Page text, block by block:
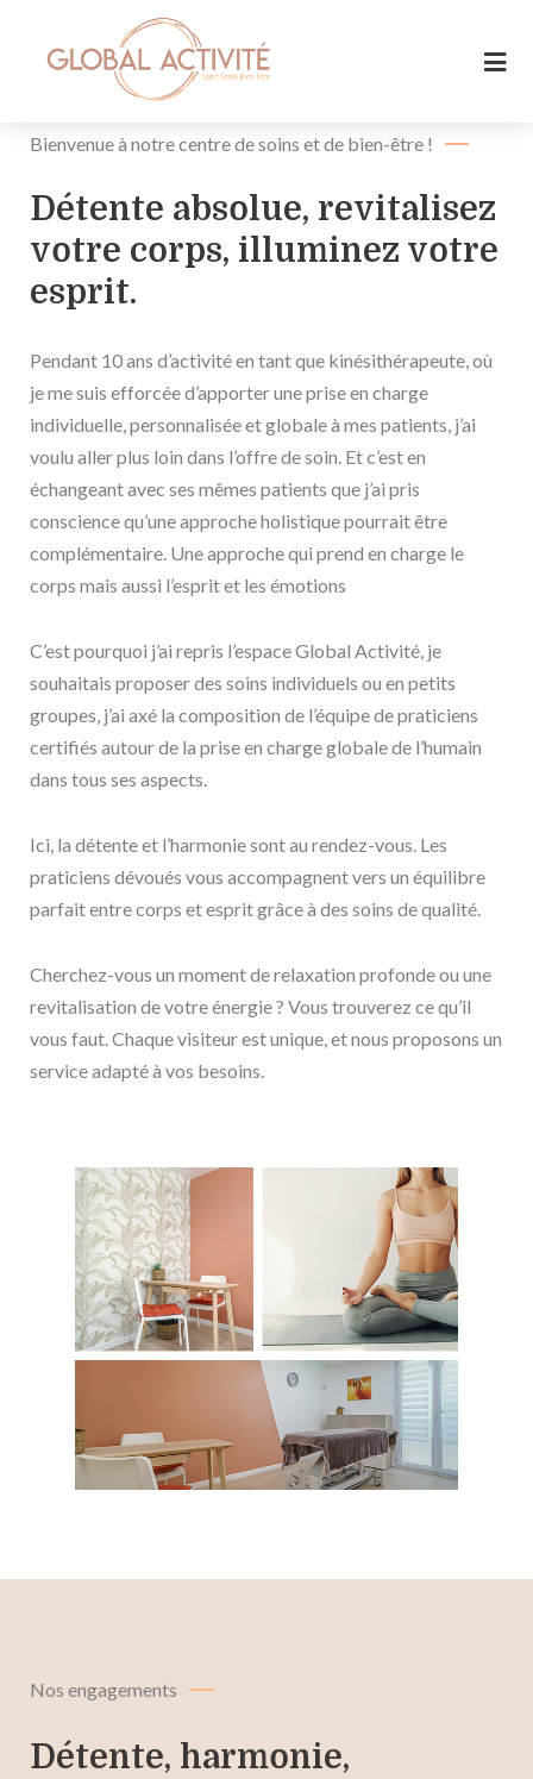
Bienvenue à notre centre de soins et de bien-être !
Détente absolue, revitalisez
votre corps, illuminez votre
esprit.
Pendant 10 ans d’activité en tant que kinésithérapeute, où
je me suis efforcée d’apporter une prise en charge
individuelle, personnalisée et globale à mes patients, j’ai
voulu aller plus loin dans l’offre de soin. Et c’est en
échangeant avec ses mêmes patients que j’ai pris
conscience qu’une approche holistique pourrait être
complémentaire. Une approche qui prend en charge le
corps mais aussi l’esprit et les émotions
C’est pourquoi j’ai repris l’espace Global Activité, je
souhaitais proposer des soins individuels ou en petits
groupes, j’ai axé la composition de l’équipe de praticiens
certifiés autour de la prise en charge globale de l’humain
dans tous ses aspects.
Ici, la détente et l’harmonie sont au rendez-vous. Les
praticiens dévoués vous accompagnent vers un équilibre
parfait entre corps et esprit grâce à des soins de qualité.
Cherchez-vous un moment de relaxation profonde ou une
revitalisation de votre énergie ? Vous trouverez ce qu’il
vous faut. Chaque visiteur est unique, et nous proposons un
service adapté à vos besoins.
Nos engagements
Détente, harmonie,